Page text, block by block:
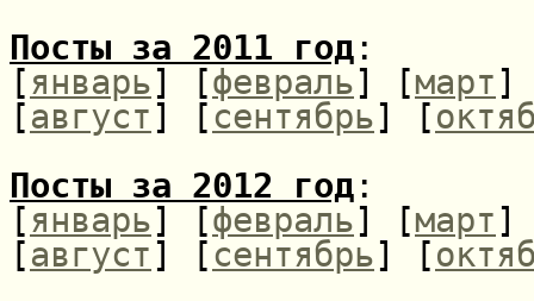
Посты за 2011 год :
[январь] [февраль] [март]
[август] [сентябрь] [
Посты за 2012 год :
[январь] [февраль] [март]
[август] [сентябрь] [